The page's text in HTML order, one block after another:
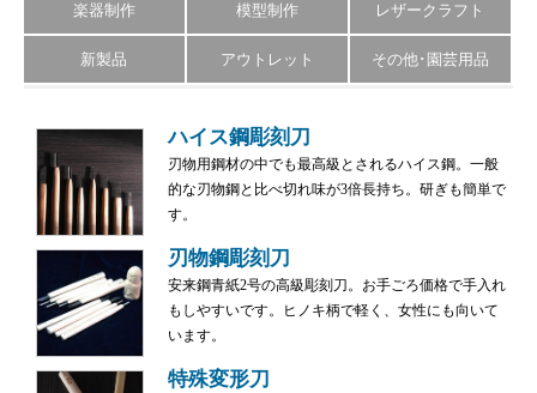
楽器制作 模型制作 レザークラフト
新製品 アウトレット その他･園芸用品
ハイス鋼彫刻刀
刃物用鋼材の中でも最高級とされるハイス鋼。一般
的な刃物鋼と比べ切れ味が3倍長持ち。研ぎも簡単で
す。
刃物鋼彫刻刀
安来鋼青紙2号の高級彫刻刀。お手ごろ価格で手入れ
もしやすいです。ヒノキ柄で軽く、女性にも向いて
います。
特殊変形刀